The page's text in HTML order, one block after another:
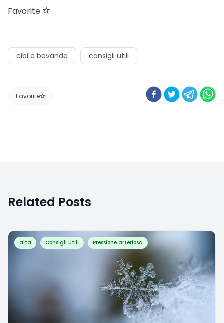
Favorite
cibi e bevande consigli utili
Favorite
Related Posts
alta Consigli utili Pressione arteriosa